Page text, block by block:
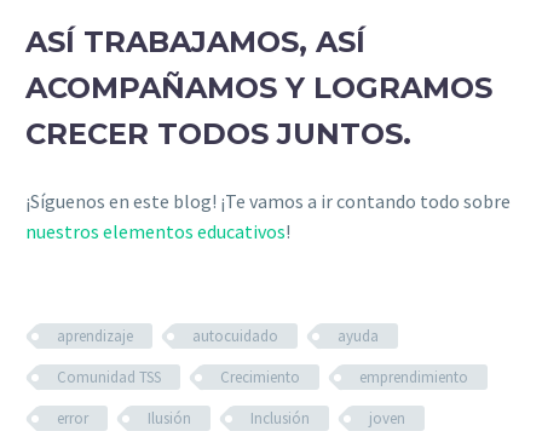
ASÍ TRABAJAMOS, ASÍ
ACOMPAÑAMOS Y LOGRAMOS
CRECER TODOS JUNTOS.
¡Síguenos en este blog! ¡Te vamos a ir contando todo sobre
nuestros elementos educativos!
aprendizaje autocuidado
ayuda
Comunidad TSS
Crecimiento
emprendimiento
error
Ilusión Inclusión
joven